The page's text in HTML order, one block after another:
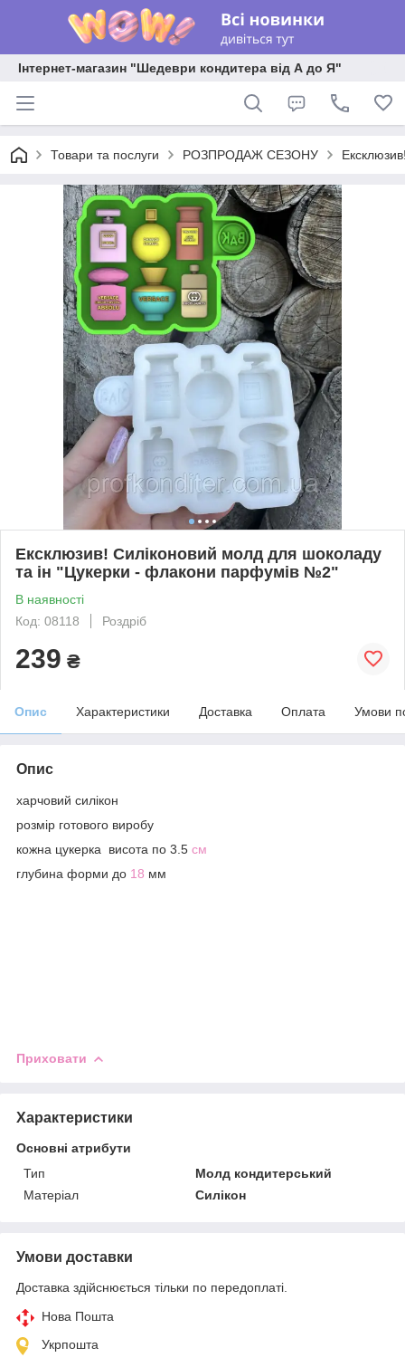
Інтернет-магазин "Шедеври кондитера від А до Я"
Товари та послуги РОЗПРОДАЖ СЕЗОНУ
Ексклюзив! Силіконовий молд для шоколаду
та ін "Цукерки - флакони парфумів №2"
В наявності
Код: 08118
Роздріб
239 ₴
Опис Характеристики Доставка Оплата Умови
Опис
харчовий силікон
розмір готового виробу
кожна цукерка висота по 3.5 см
глубина форми до 18 мм
Приховати
Характеристики
Основні атрибути
Тип
Молд кондитерський
Матеріал
Силікон
Умови доставки
Доставка здійснюється тільки по передоплаті.
Нова Пошта
Укрпошта